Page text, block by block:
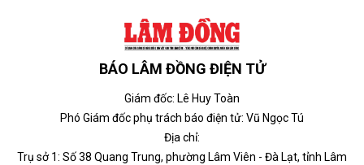
BÁO LÂM ĐỒNG ĐIỆN TỬ
Giám đốc: Lê Huy Toàn
Phó Giám đốc phụ trách báo điện tử: Vũ Ngọc Tú
Địa chỉ:
Trụ sở 1: Số 38 Quang Trung, phường Lâm Viên - Đà Lạt, tỉnh Lâm